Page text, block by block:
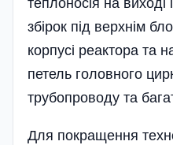
теплоносія на виході
збірок під верхнім
корпусі реактора та
петель головного
трубопроводу та
Для покращення